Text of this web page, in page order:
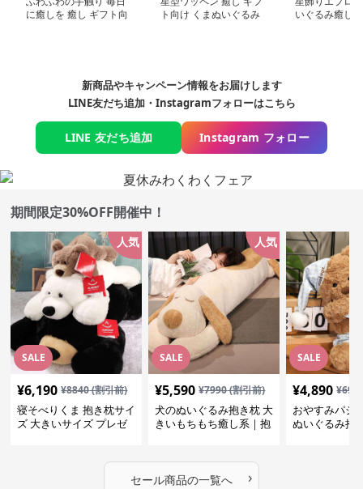
に癒しを 癒し ギフト向
ト向け くまぬいぐるみ
いぐるみ癒し
新商品やキャンペーン情報をお届けします
LINE友だち追加・Instagramフォローはこちら
LINE 友だち追加 Instagram フォロー
期間限定30%OFF開催中！
SALE
人気
¥6,190 ¥8840(割引前)
寝そべりくま 抱き枕サイ
ズ 大きいサイズ プレゼ
SALE
人気
¥5,590 ¥7990(割引前)
犬のぬいぐるみ抱き枕 大
きいもちもち癒し系｜抱
SALE
¥4,890 ¥
おやすみパジ
ぬいぐるみ抱
セール商品の一覧へ ›